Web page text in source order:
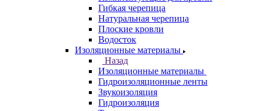
Гибкая черепица
Натуральная черепица
Плоские кровли
Водосток
Изоляционные материалы
Назад
Изоляционные материалы
Гидроизоляционные ленты
Звукоизоляция
Гидроизоляция